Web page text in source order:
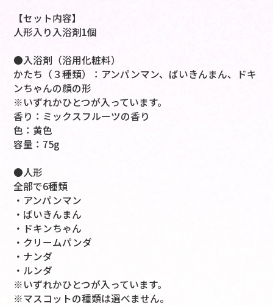
【セット内容】
人形入り入浴剤1個
●入浴剤（浴用化粧料）
かたち（３種類）：アンパンマン、ばいきんまん、ドキ
ンちゃんの顔の形
※いずれかひとつが入っています。
香り：ミックスフルーツの香り
色：黄色
容量：75g
●人形
全部で6種類
・アンパンマン
・ばいきんまん
・ドキンちゃん
・クリームパンダ
・ナンダ
・ルンダ
※いずれかひとつが入っています。
※マスコットの種類は選べません。